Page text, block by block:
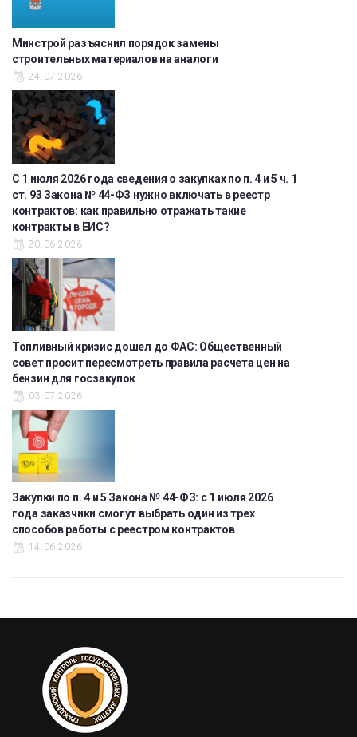
Минстрой разъяснил порядок замены
строительных материалов на аналоги
24.07.2026
С 1 июля 2026 года сведения о закупках по п. 4 и 5 ч. 1
ст. 93 Закона № 44-ФЗ нужно включать в реестр
контрактов: как правильно отражать такие
контракты в ЕИС?
20.06.2026
Топливный кризис дошел до ФАС: Общественный
совет просит пересмотреть правила расчета цен на
бензин для госзакупок
03.07.2026
Закупки по п. 4 и 5 Закона № 44-ФЗ: с 1 июля 2026
года заказчики смогут выбрать один из трех
способов работы с реестром контрактов
14.06.2026